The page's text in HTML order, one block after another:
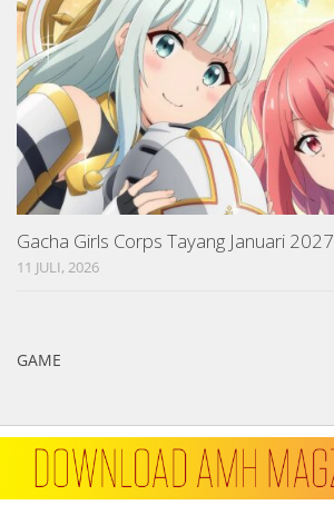
Gacha Girls Corps Tayang Januari 2027
11 JULI, 2026
GAME